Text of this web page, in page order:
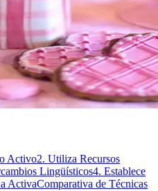
Activo2. Utiliza Recursos
Lingüísticos4. Establece
ActivaComparativa de Técnicas